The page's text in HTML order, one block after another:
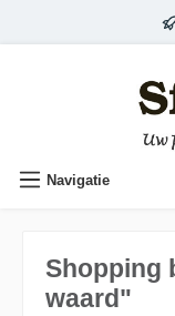
Navigatie
Shopping
waard"